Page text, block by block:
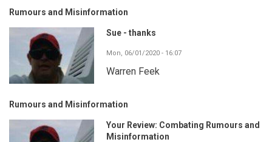
Rumours and Misinformation
Sue - thanks
Mon, 06/01/2020 - 16:07
Warren Feek
Rumours and Misinformation
Your Review: Combating Rumours and
Misinformation